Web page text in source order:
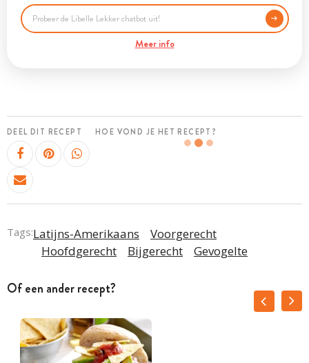
Meer info
DEEL DIT RECEPT HOE VOND JE HET RECEPT?
Tags:Latijns-Amerikaans
Voorgerecht
Hoofdgerecht
Bijgerecht Gevogelte
Of een ander recept?